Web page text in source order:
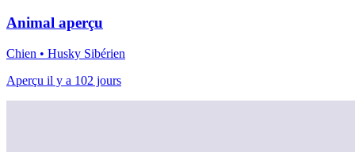
Animal aperçu
Chien • Husky Sibérien
Aperçu il y a 102 jours